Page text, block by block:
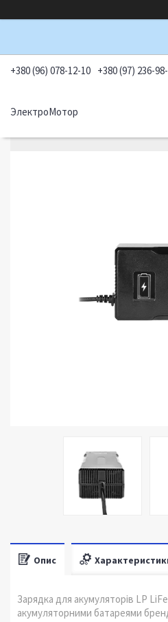
+380 (96) 078-12-10 +380 (97) 236-
ЭлектроМотор
Опис
Зарядка для акумуляторів LP
акумуляторними батареями